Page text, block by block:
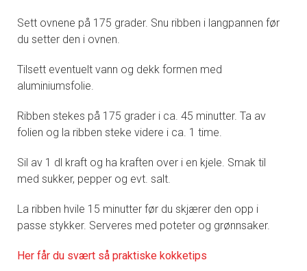
Sett ovnene på 175 grader. Snu ribben i langpannen før
du setter den i ovnen.
Tilsett eventuelt vann og dekk formen med
aluminiumsfolie.
Ribben stekes på 175 grader i ca. 45 minutter. Ta av
folien og la ribben steke videre i ca. 1 time.
Sil av 1 dl kraft og ha kraften over i en kjele. Smak til
med sukker, pepper og evt. salt.
La ribben hvile 15 minutter før du skjærer den opp i
passe stykker. Serveres med poteter og grønnsaker.
Her får du svært så praktiske kokketips